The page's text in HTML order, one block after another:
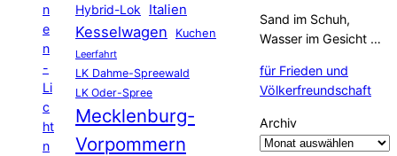
n
e
n
-
Li
c
ht
n
Hybrid-Lok Italien
Kesselwagen Kuchen
Leerfahrt
LK Dahme-Spreewald
LK Oder-Spree
Mecklenburg-
Vorpommern
Sand im Schuh,
Wasser im Gesicht …
für Frieden und
Völkerfreundschaft
Archiv